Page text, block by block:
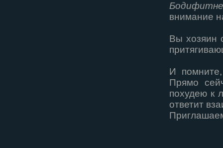
внимание
Вы хозяин
И
Прямо
похудею к
ответит